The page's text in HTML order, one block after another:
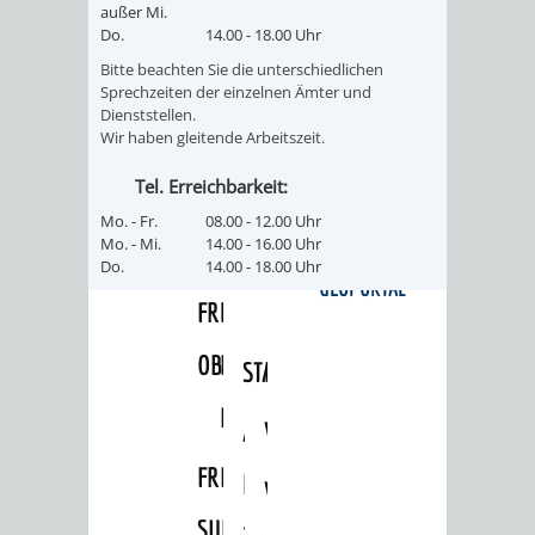
FRIEDHÖFE
BESTATTUNGSMÖGLICHKEITEN
HAUPTFRIEDHOF
WEINHEIM
FRIEDHÖFE
HOHENSACHSEN
FRIEDHOF
LÜTZELSACHSEN
FRIEDHOF
OBERFLOCKENBACH
FRIEDHOF
RIPPENWEIER-
HEILIGKREUZ
FRIEDHOF
KIRCHEN
KULTUREINRICHTUNGEN
THEATER
MUSEUM
VERANSTALTUNGEN
KINDER
IM
STADTBIBLIOTHEK
A
BIS
AUSLEIHE
MEDIENANGEBOTE
KINO
VERANSTALTER
VERANSTALTUNGSRÄUME
PARKEN
EASYPARKEN
STADTPLAN /
GEOPORTAL
außer Mi.
Do.
14.00 - 18.00 Uhr
Bitte beachten Sie die unterschiedlichen
Sprechzeiten der einzelnen Ämter und
Dienststellen.
Wir haben gleitende Arbeitszeit.
Tel. Erreichbarkeit:
Mo. - Fr.
08.00 - 12.00 Uhr
Mo. - Mi.
14.00 - 16.00 Uhr
Do.
14.00 - 18.00 Uhr